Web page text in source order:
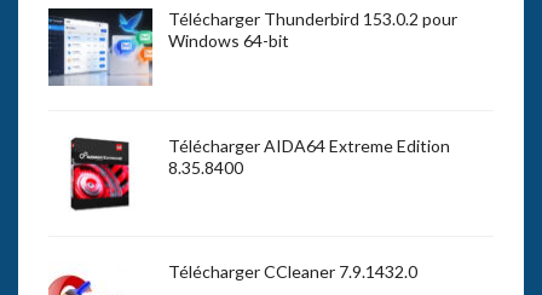
Télécharger Thunderbird 153.0.2 pour
Windows 64-bit
Télécharger AIDA64 Extreme Edition
8.35.8400
Télécharger CCleaner 7.9.1432.0